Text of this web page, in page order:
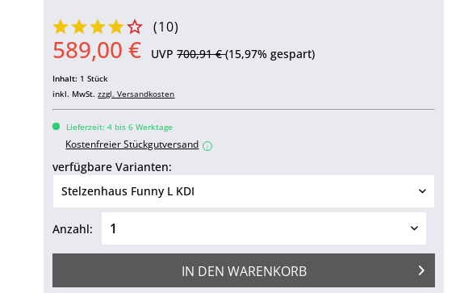
Kundenbild – Abbildung kann vom Original abweichen.
(10)
589,00 € UVP700,91 €(15,97% gespart)
Inhalt: 1 Stück
inkl. MwSt.zzgl. Versandkosten
Lieferzeit: 4 bis 6 Werktage
Kostenfreier Stückgutversand i
verfügbare Varianten:
Anzahl:
IN DEN WARENKORB